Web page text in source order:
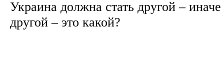
Украина должна стать другой –
другой – это какой?